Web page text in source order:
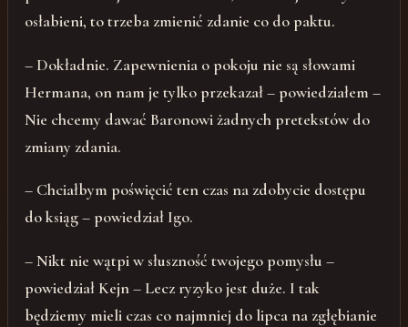
osłabieni, to trzeba zmienić zdanie co do paktu.
– Dokładnie. Zapewnienia o pokoju nie są słowami
Hermana, on nam je tylko przekazał – powiedziałem –
Nie chcemy dawać Baronowi żadnych pretekstów do
zmiany zdania.
– Chciałbym poświęcić ten czas na zdobycie dostępu
do ksiąg – powiedział Igo.
– Nikt nie wątpi w słuszność twojego pomysłu –
powiedział Kejn – Lecz ryzyko jest duże. I tak
będziemy mieli czas co najmniej do lipca na zgłębianie